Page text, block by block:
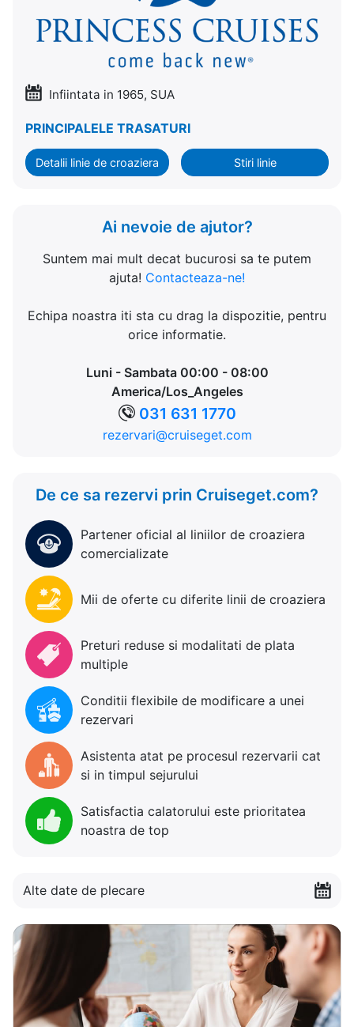
Infiintata in 1965, SUA
PRINCIPALELE TRASATURI
Detalii linie de croaziera Stiri linie
Ai nevoie de ajutor?
Suntem mai mult decat bucurosi sa te putem
ajuta! Contacteaza-ne!
Echipa noastra iti sta cu drag la dispozitie, pentru
orice informatie.
Luni - Sambata 00:00 - 08:00
America/Los_Angeles
031 631 1770
rezervari@cruiseget.com
De ce sa rezervi prin Cruiseget.com?
Partener oficial al liniilor de croaziera
comercializate
Mii de oferte cu diferite linii de croaziera
Preturi reduse si modalitati de plata
multiple
Conditii flexibile de modificare a unei
rezervari
Asistenta atat pe procesul rezervarii cat
si in timpul sejurului
Satisfactia calatorului este prioritatea
noastra de top
Alte date de plecare